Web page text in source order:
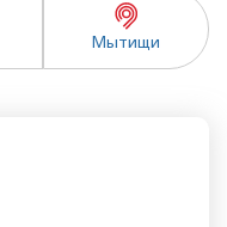
Мытищи